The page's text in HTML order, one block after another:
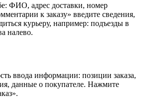
ФИО, адрес доставки, номер
к заказу» введите сведения,
курьеру, например: подъезды в
налево.
ввода информации: позиции заказа,
данные о покупателе. Нажмите